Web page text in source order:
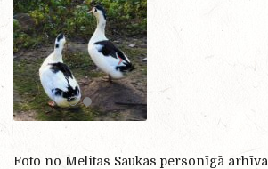
Foto no Melitas Saukas personīgā arhīva